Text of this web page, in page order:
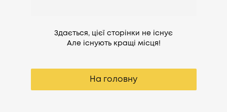
Здається, цієї сторінки не існує
Але існують кращі місця!
На головну